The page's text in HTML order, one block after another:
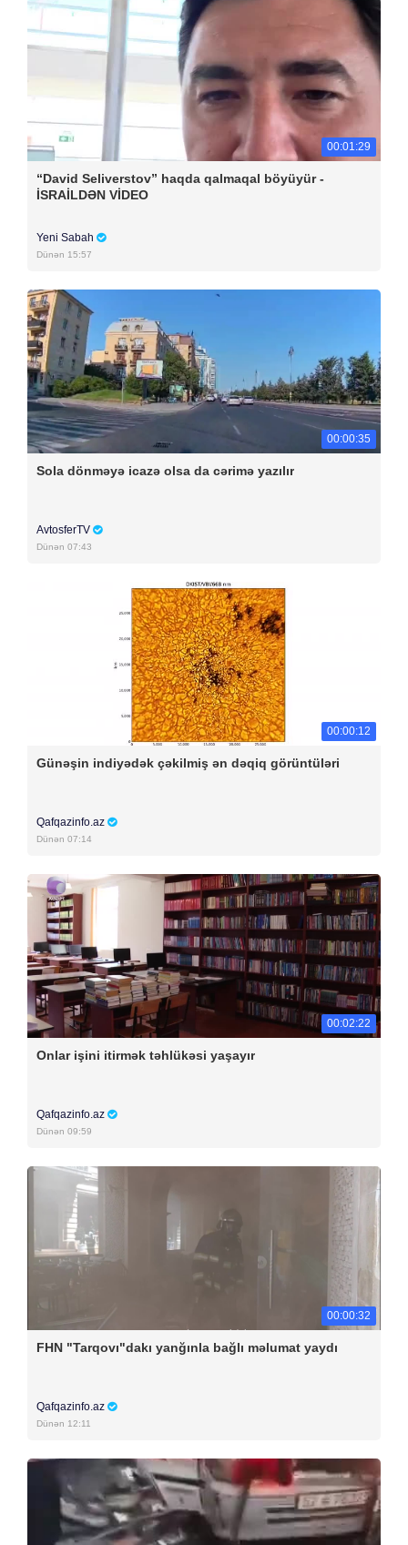
00:01:29
“David Seliverstov” haqda qalmaqal böyüyür -
İSRAİLDƏN VİDEO
Yeni Sabah
Dünən 15:57
00:00:35
Sola dönməyə icazə olsa da cərimə yazılır
AvtosferTV
Dünən 07:43
00:00:12
Günəşin indiyədək çəkilmiş ən dəqiq görüntüləri
Qafqazinfo.az
Dünən 07:14
00:02:22
Onlar işini itirmək təhlükəsi yaşayır
Qafqazinfo.az
Dünən 09:59
00:00:32
FHN "Tarqovı"dakı yanğınla bağlı məlumat yaydı
Qafqazinfo.az
Dünən 12:11